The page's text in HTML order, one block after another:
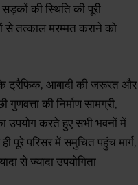
की स्थिति की पूरी
से तत्काल मरम्मत कराने को
के ट्रैफिक, आबादी की जरूरत और
की निर्माण सामग्री,
उपयोग करते हुए सभी भवनों में
पूरे परिसर में समुचित पहुंच मार्ग,
से ज्यादा उपयोगिता